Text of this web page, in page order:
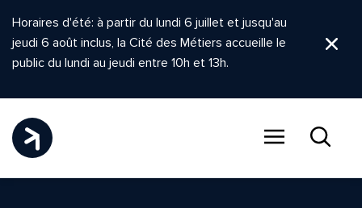
Horaires d'été: à partir du lundi 6 juillet et jusqu'au
jeudi 6 août inclus, la Cité des Métiers accueille le
public du lundi au jeudi entre 10h et 13h.